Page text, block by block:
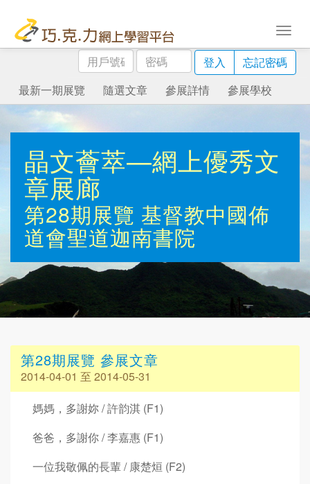
用
戶
號
碼
密
碼
登入
忘記密碼
最新一期展覽
隨選文章 參展詳情 參展學校
晶文薈萃—網上優秀文
章展廊
第28期展覽 基督教中國佈
道會聖道迦南書院
第28期展覽 參展文章
2014-04-01 至 2014-05-31
媽媽，多謝妳 / 許韵淇 (F1)
爸爸，多謝你 / 李嘉惠 (F1)
一位我敬佩的長輩 / 康楚烜 (F2)